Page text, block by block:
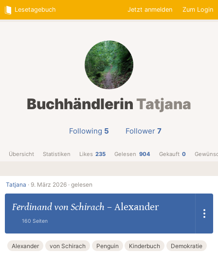
Lesetagebuch Jetzt anmelden Zum Login
Buchhändlerin Tatjana
Following 5 Follower 7
Übersicht Statistiken Likes 235 Gelesen 904 Gekauft 0
Tatjana · 9. März 2026 · gelesen
Ferdinand von Schirach – Alexander
160 Seiten
Alexander von Schirach Penguin Kinderbuch
Demokratie